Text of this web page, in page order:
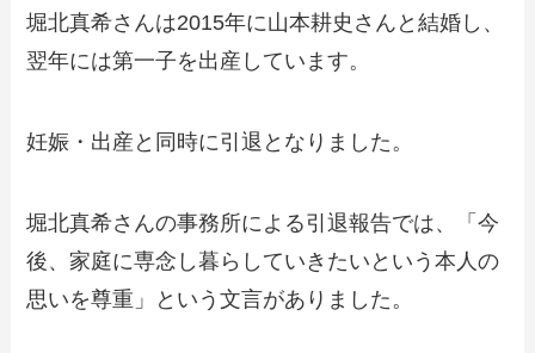
堀北真希さんは2015年に山本耕史さんと結婚し、
翌年には第一子を出産しています。
妊娠・出産と同時に引退となりました。
堀北真希さんの事務所による引退報告では、「今
後、家庭に専念し暮らしていきたいという本人の
思いを尊重」という文言がありました。